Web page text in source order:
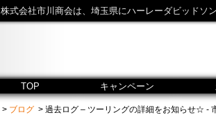
株式会社市川商会は、埼玉県にハーレーダビッドソ
TOP キャンペーン
> ブログ > 過去ログ – ツーリングの詳細をお知らせ☆ -